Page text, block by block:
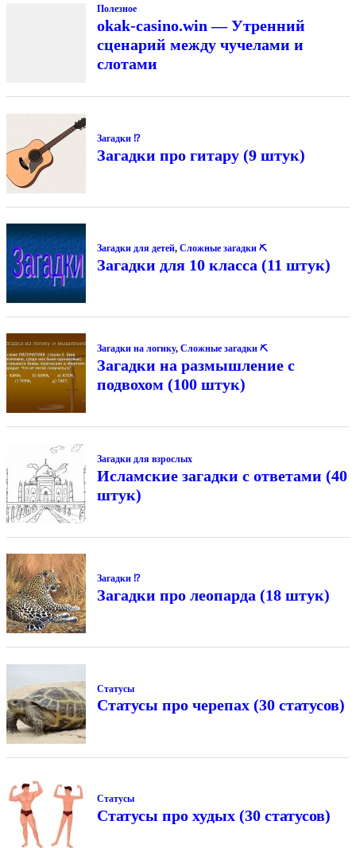
Полезное
okak-casino.win — Утренний
сценарий между чучелами и
слотами
Загадки ⁉
Загадки про гитару (9 штук)
Загадки для детей, Сложные загадки ⛏
Загадки для 10 класса (11 штук)
Загадки на логику, Сложные загадки ⛏
Загадки на размышление с
подвохом (100 штук)
Загадки для взрослых
Исламские загадки с ответами (40
штук)
Загадки ⁉
Загадки про леопарда (18 штук)
Статусы
Статусы про черепах (30 статусов)
Статусы
Статусы про худых (30 статусов)